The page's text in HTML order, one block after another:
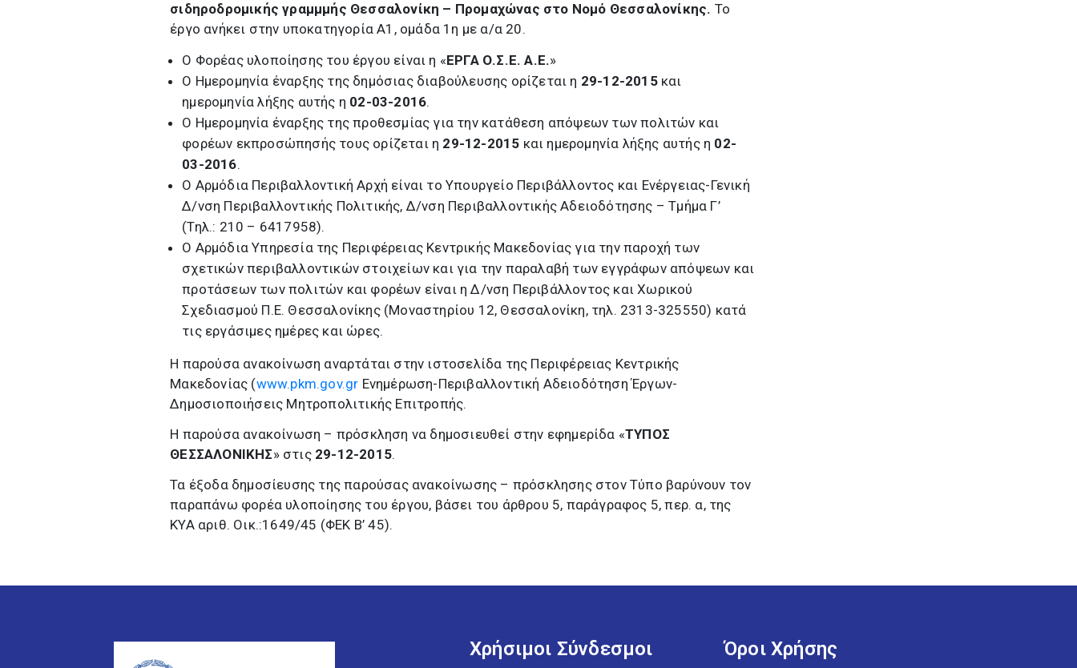
σιδηροδρομικής γραμμμής Θεσσαλονίκη – Προμαχώνας στο Νομό Θεσσαλονίκης. Το
έργο ανήκει στην υποκατηγορία Α1, ομάδα 1η με α/α 20.
O Φορέας υλοποίησης του έργου είναι η «EΡΓΑ Ο.Σ.Ε. Α.Ε.»
O Ημερομηνία έναρξης της δημόσιας διαβούλευσης ορίζεται η 29-12-2015και
ημερομηνία λήξης αυτής η 02-03-2016.
O Ημερομηνία έναρξης της προθεσμίας για την κατάθεση απόψεων των πολιτών και
φορέων εκπροσώπησής τους ορίζεται η 29-12-2015 και ημερομηνία λήξης αυτής η 02-
03-2016.
O Αρμόδια Περιβαλλοντική Αρχή είναι το Υπουργείο Περιβάλλοντος και Ενέργειας-Γενική
Δ/νση Περιβαλλοντικής Πολιτικής, Δ/νση Περιβαλλοντικής Αδειοδότησης – Τμήμα Γ’
(Τηλ.: 210 – 6417958).
O Αρμόδια Υπηρεσία της Περιφέρειας Κεντρικής Μακεδονίας για την παροχή των
σχετικών περιβαλλοντικών στοιχείων και για την παραλαβή των εγγράφων απόψεων και
προτάσεων των πολιτών και φορέων είναι η Δ/νση Περιβάλλοντος και Χωρικού
Σχεδιασμού Π.Ε. Θεσσαλονίκης (Μοναστηρίου 12, Θεσσαλονίκη, τηλ. 2313-325550) κατά
τις εργάσιμες ημέρες και ώρες.
Η παρούσα ανακοίνωση αναρτάται στην ιστοσελίδα της Περιφέρειας Κεντρικής
Μακεδονίας (www.pkm.gov.gr Ενημέρωση-Περιβαλλοντική Αδειοδότηση Έργων-
Δημοσιοποιήσεις Μητροπολιτικής Επιτροπής.
Η παρούσα ανακοίνωση – πρόσκληση να δημοσιευθεί στην εφημερίδα «ΤΥΠΟΣ
ΘΕΣΣΑΛΟΝΙΚΗΣ» στις 29-12-2015.
Τα έξοδα δημοσίευσης της παρούσας ανακοίνωσης – πρόσκλησης στον Τύπο βαρύνουν τον
παραπάνω φορέα υλοποίησης του έργου, βάσει του άρθρου 5, παράγραφος 5, περ. α, της
ΚΥΑ αριθ. Οικ.:1649/45 (ΦΕΚ Β’ 45).
Χρήσιμοι Σύνδεσμοι Όροι Χρήσης